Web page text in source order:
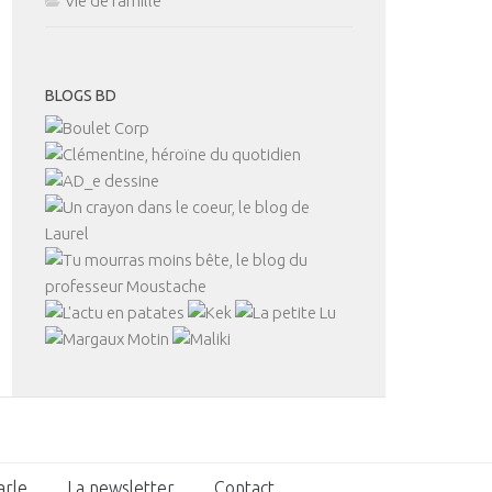
BLOGS BD
La newsletter Contact